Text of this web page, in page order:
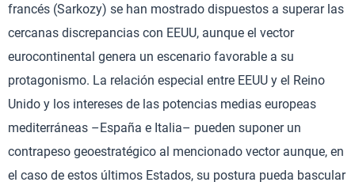
francés (Sarkozy) se han mostrado dispuestos a superar las
cercanas discrepancias con EEUU, aunque el vector
eurocontinental genera un escenario favorable a su
protagonismo. La relación especial entre EEUU y el Reino
Unido y los intereses de las potencias medias europeas
mediterráneas –España e Italia– pueden suponer un
contrapeso geoestratégico al mencionado vector aunque, en
el caso de estos últimos Estados, su postura pueda bascular